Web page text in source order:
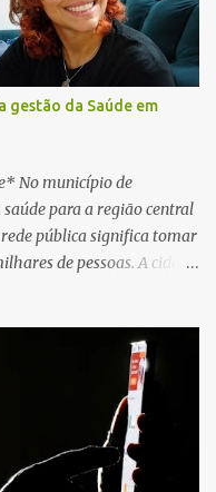
gestão da Saúde em
No município de
para a região central
pública significa tomar
de pessoas. A cidade
do entorno,
da gestão sobre
anos, o Governo
ao fortalecimento
e da
em um cenário